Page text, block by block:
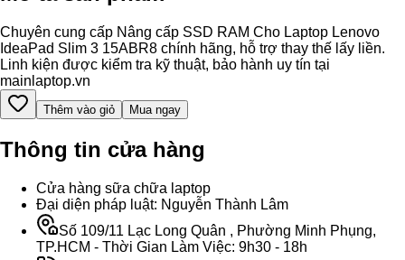
Chuyên cung cấp Nâng cấp SSD RAM Cho Laptop Lenovo
IdeaPad Slim 3 15ABR8 chính hãng, hỗ trợ thay thế lấy liền.
Linh kiện được kiểm tra kỹ thuật, bảo hành uy tín tại
mainlaptop.vn
Thêm vào giỏ Mua ngay
Thông tin cửa hàng
Cửa hàng sữa chữa laptop
Đại diện pháp luật: Nguyễn Thành Lâm
Số 109/11 Lạc Long Quân , Phường Minh Phụng,
TP.HCM - Thời Gian Làm Việc: 9h30 - 18h